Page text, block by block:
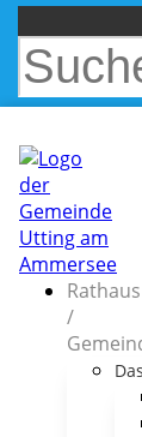
Rathaus
/